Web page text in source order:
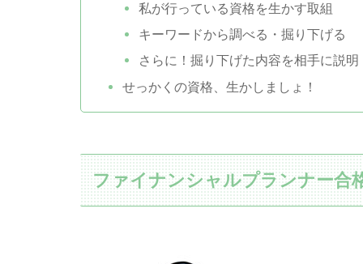
私が行っている資格を生かす取組
キーワードから調べる・掘り下げる
さらに！掘り下げた内容を相手に説
せっかくの資格、生かしましょ！
ファイナンシャルプランナー合